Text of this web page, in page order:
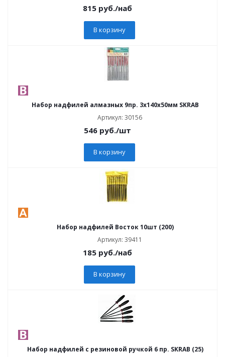
815 руб./наб
В корзину
Набор надфилей алмазных 9пр. 3х140х50мм SKRAB
Артикул: 30156
546 руб./шт
В корзину
Набор надфилей Восток 10шт (200)
Артикул: 39411
185 руб./наб
В корзину
Набор надфилей с резиновой ручкой 6 пр. SKRAB (25)